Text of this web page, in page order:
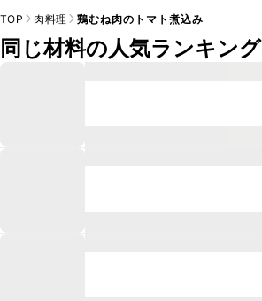
TOP 肉料理 鶏むね肉のトマト煮込み
同じ材料の人気ランキング